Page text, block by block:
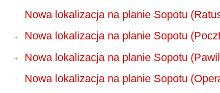
Nowa lokalizacja na planie Sopotu
Nowa lokalizacja na planie Sopotu
Nowa lokalizacja na planie Sopotu
Nowa lokalizacja na planie Sopotu